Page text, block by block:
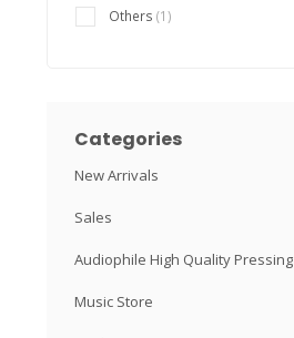
Others (1)
Categories
New Arrivals
Sales
Audiophile High Quality Pressing
Music Store